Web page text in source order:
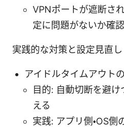
VPNポートが遮断さ
定に問題がないか確認
実践的な対策と設定見直し
アイドルタイムアウト
目的: 自動切断を避
える
実践: アプリ側・OS